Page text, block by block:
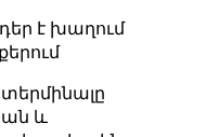
է խաղում
և